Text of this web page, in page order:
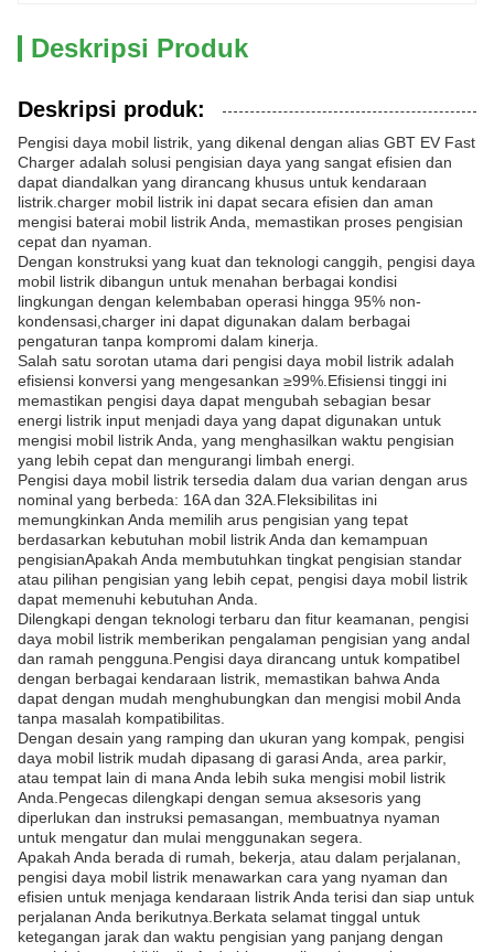
Deskripsi Produk
Deskripsi produk:
Pengisi daya mobil listrik, yang dikenal dengan alias GBT EV Fast
Charger adalah solusi pengisian daya yang sangat efisien dan
dapat diandalkan yang dirancang khusus untuk kendaraan
listrik.charger mobil listrik ini dapat secara efisien dan aman
mengisi baterai mobil listrik Anda, memastikan proses pengisian
cepat dan nyaman.
Dengan konstruksi yang kuat dan teknologi canggih, pengisi daya
mobil listrik dibangun untuk menahan berbagai kondisi
lingkungan dengan kelembaban operasi hingga 95% non-
kondensasi,charger ini dapat digunakan dalam berbagai
pengaturan tanpa kompromi dalam kinerja.
Salah satu sorotan utama dari pengisi daya mobil listrik adalah
efisiensi konversi yang mengesankan ≥99%.Efisiensi tinggi ini
memastikan pengisi daya dapat mengubah sebagian besar
energi listrik input menjadi daya yang dapat digunakan untuk
mengisi mobil listrik Anda, yang menghasilkan waktu pengisian
yang lebih cepat dan mengurangi limbah energi.
Pengisi daya mobil listrik tersedia dalam dua varian dengan arus
nominal yang berbeda: 16A dan 32A.Fleksibilitas ini
memungkinkan Anda memilih arus pengisian yang tepat
berdasarkan kebutuhan mobil listrik Anda dan kemampuan
pengisianApakah Anda membutuhkan tingkat pengisian standar
atau pilihan pengisian yang lebih cepat, pengisi daya mobil listrik
dapat memenuhi kebutuhan Anda.
Dilengkapi dengan teknologi terbaru dan fitur keamanan, pengisi
daya mobil listrik memberikan pengalaman pengisian yang andal
dan ramah pengguna.Pengisi daya dirancang untuk kompatibel
dengan berbagai kendaraan listrik, memastikan bahwa Anda
dapat dengan mudah menghubungkan dan mengisi mobil Anda
tanpa masalah kompatibilitas.
Dengan desain yang ramping dan ukuran yang kompak, pengisi
daya mobil listrik mudah dipasang di garasi Anda, area parkir,
atau tempat lain di mana Anda lebih suka mengisi mobil listrik
Anda.Pengecas dilengkapi dengan semua aksesoris yang
diperlukan dan instruksi pemasangan, membuatnya nyaman
untuk mengatur dan mulai menggunakan segera.
Apakah Anda berada di rumah, bekerja, atau dalam perjalanan,
pengisi daya mobil listrik menawarkan cara yang nyaman dan
efisien untuk menjaga kendaraan listrik Anda terisi dan siap untuk
perjalanan Anda berikutnya.Berkata selamat tinggal untuk
ketegangan jarak dan waktu pengisian yang panjang dengan